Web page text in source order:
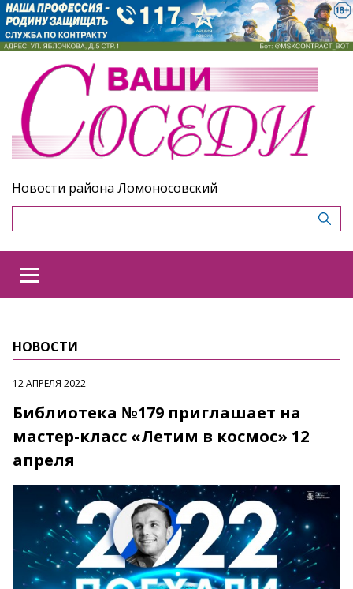
Новости района Ломоносовский
НОВОСТИ
12 АПРЕЛЯ 2022
Библиотека №179 приглашает на
мастер-класс «Летим в космос» 12
апреля